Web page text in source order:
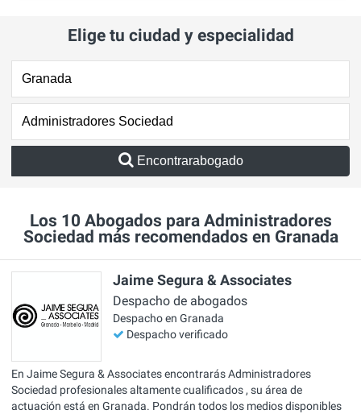
Elige tu ciudad y especialidad
Encontrarabogado
Los 10 Abogados para Administradores
Sociedad más recomendados en Granada
Jaime Segura & Associates
Despacho de abogados
Despacho en Granada
Despacho verificado
En Jaime Segura & Associates encontrarás Administradores
Sociedad profesionales altamente cualificados , su área de
actuación está en Granada. Pondrán todos los medios disponibles